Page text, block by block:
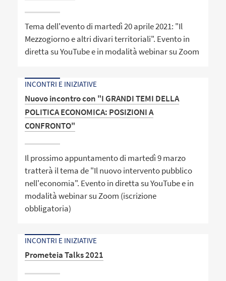
Tema dell'evento di martedì 20 aprile 2021: "Il
Mezzogiorno e altri divari territoriali". Evento in
diretta su YouTube e in modalità webinar su Zoom
INCONTRI E INIZIATIVE
Nuovo incontro con "I GRANDI TEMI DELLA
POLITICA ECONOMICA: POSIZIONI A
CONFRONTO"
Il prossimo appuntamento di martedì 9 marzo
tratterà il tema de "Il nuovo intervento pubblico
nell'economia". Evento in diretta su YouTube e in
modalità webinar su Zoom (iscrizione
obbligatoria)
INCONTRI E INIZIATIVE
Prometeia Talks 2021